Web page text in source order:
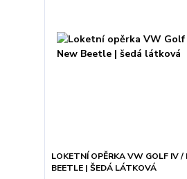
LOKETNÍ OPĚRKA VW GOLF IV /
BEETLE | ŠEDÁ LÁTKOVÁ